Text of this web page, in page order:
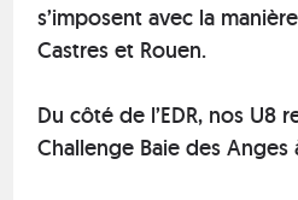
s’imposent avec la
Castres et Rouen.
Du côté de l’EDR, nos U8
Challenge Baie des